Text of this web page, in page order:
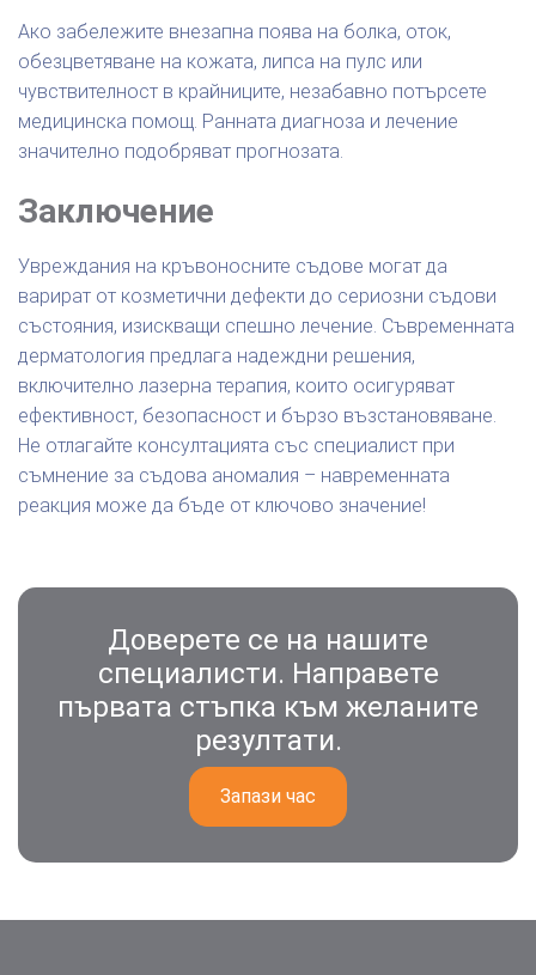
Ако забележите внезапна поява на болка, оток,
обезцветяване на кожата, липса на пулс или
чувствителност в крайниците, незабавно потърсете
медицинска помощ. Ранната диагноза и лечение
значително подобряват прогнозата.
Заключение
Увреждания на кръвоносните съдове могат да
варират от козметични дефекти до сериозни съдови
състояния, изискващи спешно лечение. Съвременната
дерматология предлага надеждни решения,
включително лазерна терапия, които осигуряват
ефективност, безопасност и бързо възстановяване.
Не отлагайте консултацията със специалист при
съмнение за съдова аномалия – навременната
реакция може да бъде от ключово значение!
Доверете се на нашите
специалисти. Направете
първата стъпка към желаните
резултати.
Запази час